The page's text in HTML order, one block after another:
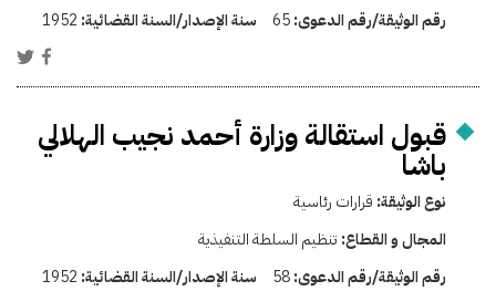
رقم الوثيقة/رقم الدعوى:65 سنة الإصدار/السنة القضائية: 1952
قبول استقالة وزارة أحمد نجيب الهلالي
باشا
نوع الوثيقة: قرارات رئاسية
المجال و القطاع: تنظيم السلطة التنفيذية
رقم الوثيقة/رقم الدعوى:58 سنة الإصدار/السنة القضائية: 1952